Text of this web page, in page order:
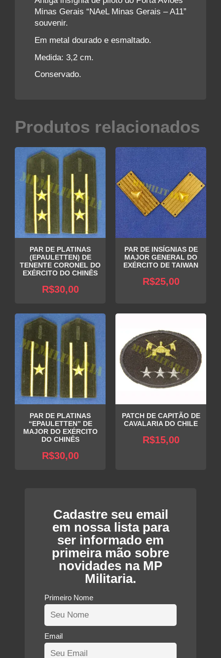
Minas Gerais “NAeL Minas Gerais – A11”
souvenir.
Em metal dourado e esmaltado.
Medida: 3,2 cm.
Conservado.
Produtos relacionados
PAR DE PLATINAS
(EPAULETTEN) DE
TENENTE CORONEL DO
EXÉRCITO DO CHINÊS
R$30,00
PAR DE INSÍGNIAS DE
MAJOR GENERAL DO
EXÉRCITO DE TAIWAN
R$25,00
PAR DE PLATINAS
“EPAULETTEN” DE
MAJOR DO EXÉRCITO
DO CHINÊS
R$30,00
PATCH DE CAPITÃO DE
CAVALARIA DO CHILE
R$15,00
Cadastre seu email
em nossa lista para
ser informado em
primeira mão sobre
novidades na MP
Militaria.
Primeiro Nome
Email